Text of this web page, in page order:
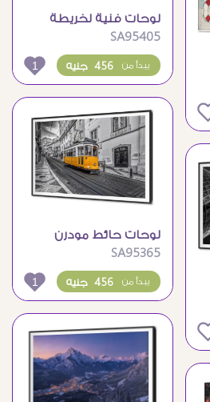
لوحات فنية لخريطة
العالم بتصميم عتيق
ومميز
SA95405
456 جنيه يبدأ من 1
0
لوحات حائط مودرن
لترام أصفر في مدينة
أوروبية
SA95365
456 جنيه يبدأ من 1